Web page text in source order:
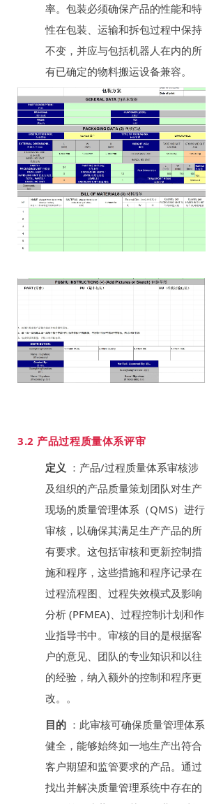
率。包装必须确保产品的性能和特
性在包装、运输和拆包过程中保持
不变，并应与包括机器人在内的所
有已确定的物料搬运设备兼容。
3.2 产品过程质量体系评审
定义 ：产品/过程质量体系审核涉
及组织的产品质量策划团队对生产
现场的质量管理体系（QMS）进行
审核，以确保其满足生产产品的所
有要求。这包括审核和更新控制措
施和程序，这些措施和程序记录在
过程流程图、过程失效模式及影响
分析 (PFMEA)、过程控制计划和作
业指导书中。审核的目的是根据客
户的意见、团队的专业知识和以往
的经验，纳入额外的控制和程序更
改。。
目的 ：此审核可确保质量管理体系
健全，能够始终如一地生产出符合
客户期望和监管要求的产品。通过
找出并解决质量管理系统中存在的